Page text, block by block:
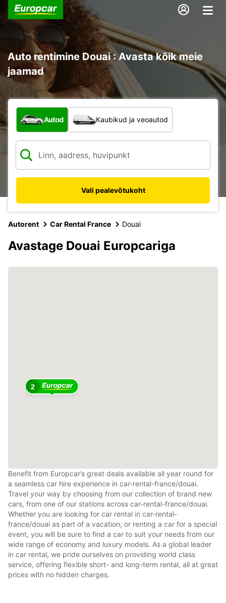
Auto rentimine Douai : Avasta kõik meie
jaamad
Mis tüüpi sõiduk?
Autod Kaubikud ja veoautod
Vali pealevõtukoht
Autorent Car Rental France Douai
Avastage Douai Europcariga
2
Benefit from Europcar’s great deals available all year round for
a seamless car hire experience in car-rental-france/douai.
Travel your way by choosing from our collection of brand new
cars, from one of our stations across car-rental-france/douai.
Whether you are looking for car rental in car-rental-
france/douai as part of a vacation, or renting a car for a special
event, you will be sure to find a car to suit your needs from our
wide range of economy and luxury models. As a global leader
in car rental, we pride ourselves on providing world class
service, offering flexible short- and long-term rental, all at great
prices with no hidden charges.